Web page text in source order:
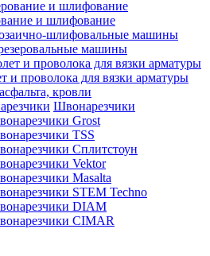
и шлифование
шлифовальные машины
машины
и проволока для вязки арматуры
кровли
Швонарезчики
Grost
TSS
Сплитстоун
Vektor
Masalta
STEM Techno
DIAM
CIMAR